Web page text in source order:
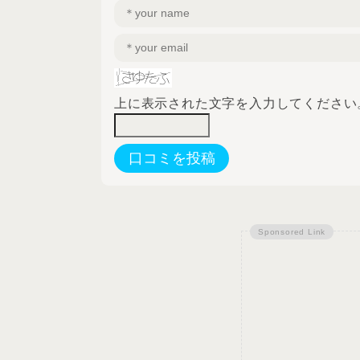
上に表示された文字を入力してください